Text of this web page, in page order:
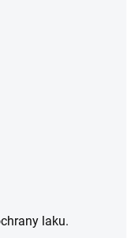
laku.